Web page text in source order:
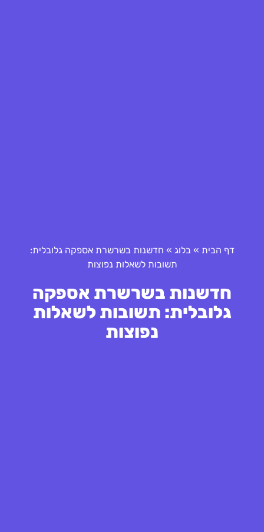
דף הבית »בלוג » חדשנות בשרשרת אספקה גלובלית:
תשובות לשאלות נפוצות
חדשנות בשרשרת אספקה
גלובלית: תשובות לשאלות
נפוצות